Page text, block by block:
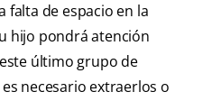
falta de espacio en la
hijo pondrá atención
último grupo de
necesario extraerlos o